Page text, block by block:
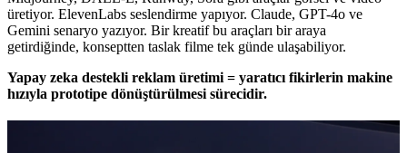
üretiyor. ElevenLabs seslendirme yapıyor. Claude, GPT-4o ve
Gemini senaryo yazıyor. Bir kreatif bu araçları bir araya
getirdiğinde, konseptten taslak filme tek günde ulaşabiliyor.
Yapay zeka destekli reklam üretimi = yaratıcı fikirlerin makine
hızıyla prototipe dönüştürülmesi sürecidir.